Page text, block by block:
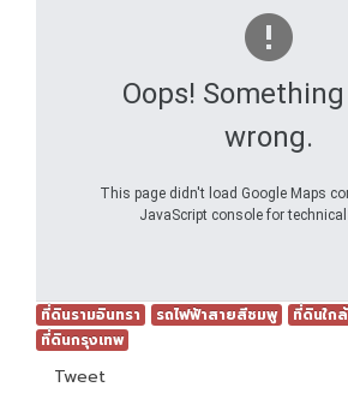
Oops!
wrong.
This page didn't load Google Maps
JavaScript console for technical
ที่ดินรามอินทรา รถไฟฟ้าสายสีชมพู
ที่ดินใก
ที่ดินกรุงเทพ
Tweet